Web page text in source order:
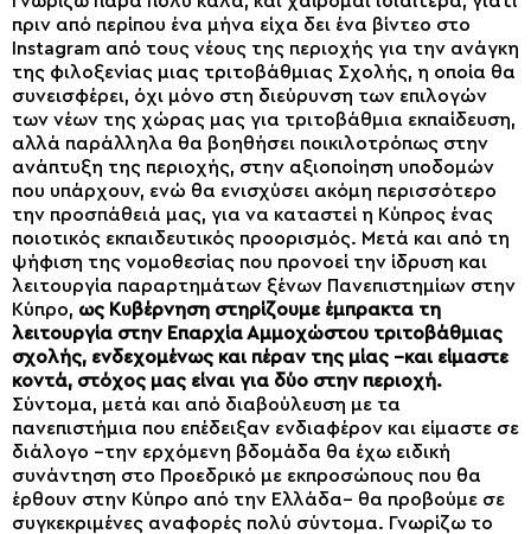
πριν από περίπου ένα μήνα είχα δει ένα βίντεο στο
Instagram από τους νέους της περιοχής για την ανάγκη
της φιλοξενίας μιας τριτοβάθμιας Σχολής, η οποία θα
συνεισφέρει, όχι μόνο στη διεύρυνση των επιλογών
των νέων της χώρας μας για τριτοβάθμια εκπαίδευση,
αλλά παράλληλα θα βοηθήσει ποικιλοτρόπως στην
ανάπτυξη της περιοχής, στην αξιοποίηση υποδομών
που υπάρχουν, ενώ θα ενισχύσει ακόμη περισσότερο
την προσπάθειά μας, για να καταστεί η Κύπρος ένας
ποιοτικός εκπαιδευτικός προορισμός. Μετά και από τη
ψήφιση της νομοθεσίας που προνοεί την ίδρυση και
λειτουργία παραρτημάτων ξένων Πανεπιστημίων στην
Κύπρο, ως Κυβέρνηση στηρίζουμε έμπρακτα τη
λειτουργία στην Επαρχία Αμμοχώστου τριτοβάθμιας
σχολής, ενδεχομένως και πέραν της μίας –και είμαστε
κοντά, στόχος μας είναι για δύο στην περιοχή.
Σύντομα, μετά και από διαβούλευση με τα
πανεπιστήμια που επέδειξαν ενδιαφέρον και είμαστε σε
διάλογο –την ερχόμενη βδομάδα θα έχω ειδική
συνάντηση στο Προεδρικό με εκπροσώπους που θα
έρθουν στην Κύπρο από την Ελλάδα– θα προβούμε σε
συγκεκριμένες αναφορές πολύ σύντομα. Γνωρίζω το